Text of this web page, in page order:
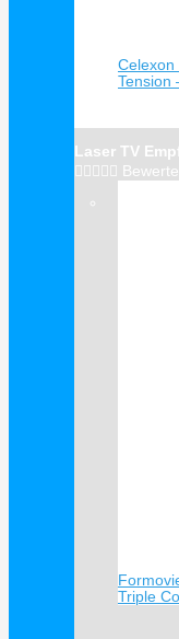
Celexon
Tension
Laser TV
    
Triple